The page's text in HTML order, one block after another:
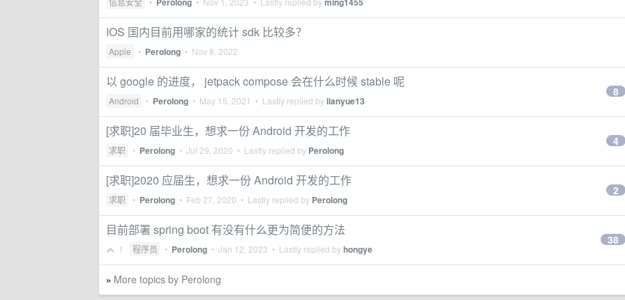
IOS 国内目前用哪家的统计 sdk 比较多？
Apple • Perolong • Nov 8, 2022
以 google 的进度， jetpack compose 会在什么时候 stable 呢
Android • Perolong • May 15, 2021 • Lastly replied bylianyue13
8
[求职]20 届毕业生，想求一份 Android 开发的工作
求职 • Perolong • Jul 29, 2020 • Lastly replied by Perolong
4
[求职]2020 应届生，想求一份 Android 开发的工作
求职 • Perolong • Feb 27, 2020 • Lastly replied by Perolong
2
目前部署 spring boot 有没有什么更为简便的方法
1 程序员 • Perolong • Jan 12, 2023 • Lastly replied byhongye
38
» More topics by Perolong